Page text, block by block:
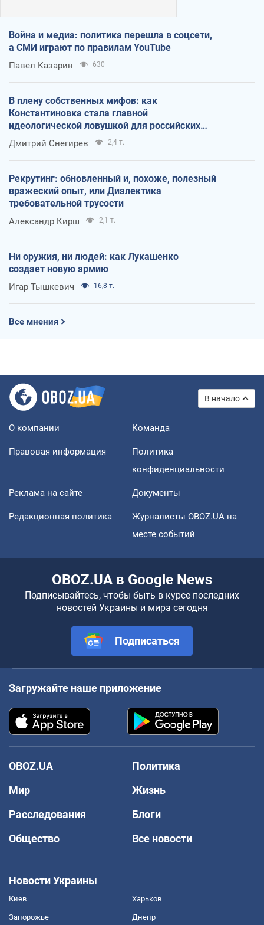
Война и медиа: политика перешла в соцсети,
а СМИ играют по правилам YouTube
Павел Казарин 630
В плену собственных мифов: как
Константиновка стала главной
идеологической ловушкой для российских
оккупантов
Дмитрий Снегирев 2,4 т.
Рекрутинг: обновленный и, похоже, полезный
вражеский опыт, или Диалектика
требовательной трусости
Александр Кирш 2,1 т.
Ни оружия, ни людей: как Лукашенко
создает новую армию
Игар Тышкевич 16,8 т.
Все мнения
В начало
О компании Команда
Правовая информация
Политика
конфиденциальности
Реклама на сайте Документы
Редакционная политика
Журналисты OBOZ.UA на
месте событий
OBOZ.UA в Google News
Подписывайтесь, чтобы быть в курсе последних
новостей Украины и мира сегодня
Подписаться
Загружайте наше приложение
OBOZ.UA
Политика
Мир
Жизнь
Расследования
Блоги
Общество
Все новости
Новости Украины
Киев Харьков
Запорожье Днепр